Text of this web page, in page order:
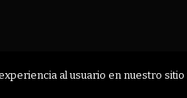
AVIS LEGAL POLÍTICA DE
al usuario en nuestro